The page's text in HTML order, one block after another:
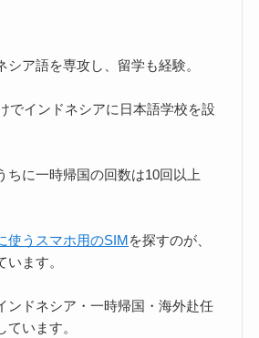
シア語を専攻し、留学も経験。
でインドネシアに日本語学校を設
ちに一時帰国の回数は10回以上
使うスマホ用のSIMを探すのが、
います。
ンドネシア・一時帰国・海外赴任
います。